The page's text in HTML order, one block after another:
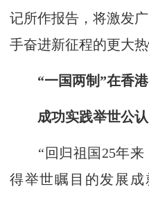
记所作报告，将激发
手奋进新征程的更大热
“一国两制”在香
成功实践举世公认
“回归祖国25年来
得举世瞩目的发展